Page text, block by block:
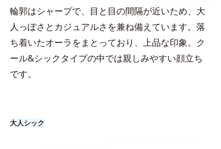
輪郭はシャープで、目と目の間隔が近いため、大
人っぽさとカジュアルさを兼ね備えています。落
ち着いたオーラをまとっており、上品な印象。ク
ール&シックタイプの中では親しみやすい顔立ち
です。
大人シック